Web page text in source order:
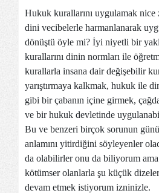
Hukuk kurallarını uygulamak
dini vecibelerle harmanlanarak
dönüştü öyle mi? İyi niyetli bir
kurallarını dinin normları ile
kurallarla insana dair değişebilir
yarıştırmaya kalkmak, hukuk ile
gibi bir çabanın içine girmek,
ve bir hukuk devletinde
Bu ve benzeri birçok sorunun
anlamını yitirdiğini söyleyenler
da olabilirler onu da biliyorum ama
kötümser olanlarla şu küçük
devam etmek istiyorum izninizle.